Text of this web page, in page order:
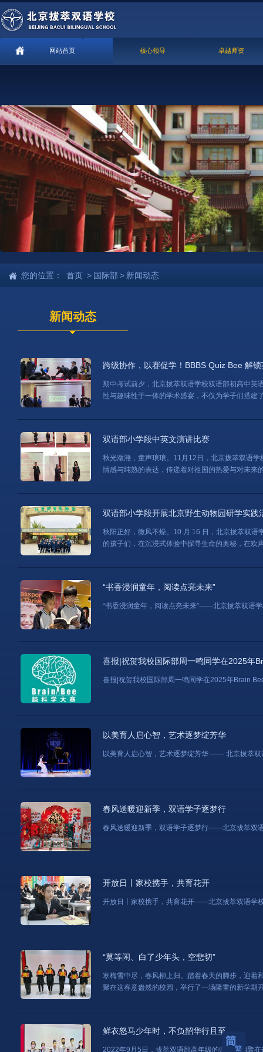
网站首页 核心领导 卓越师资
您的位置： 首页 > 国际部 > 新闻动态
新闻动态
跨级协作，以赛促学！BBBS Quiz Bee 解
期中考试前夕，北京拔萃双语学校双语部初高中英
性与趣味性于一体的学术盛宴，不仅为学子们搭建
双语部小学段中英文演讲比赛
秋光潋滟，童声琅琅。11月12日，北京拔萃双语
情感与纯熟的表达，传递着对祖国的热爱与对未来
双语部小学段开展北京野生动物园研学实践
秋阳正好，微风不燥。10 月 16 日，北京拔萃双语
的孩子们，在沉浸式体验中探寻生命的奥秘，在欢
“书香浸润童年，阅读点亮未来”
“书香浸润童年，阅读点亮未来”——北京拔萃双语
喜报|祝贺我校国际部周一鸣同学在2025年
喜报|祝贺我校国际部周一鸣同学在2025年Brain
以美育人启心智，艺术逐梦绽芳华
以美育人启心智，艺术逐梦绽芳华 —— 北京拔萃
春风送暖迎新季，双语学子逐梦行
春风送暖迎新季，双语学子逐梦行——北京拔萃双
开放日丨家校携手，共育花开
开放日丨家校携手，共育花开——北京拔萃双语学
“莫等闲、白了少年头，空悲切”
寒梅雪中尽，春风柳上归。踏着春天的脚步，迎
聚在这春意盎然的校园，举行了一场隆重的新学期
鲜衣怒马少年时，不负韶华行且至
2022年9月5日，拔萃双语部高年级的师生们相聚